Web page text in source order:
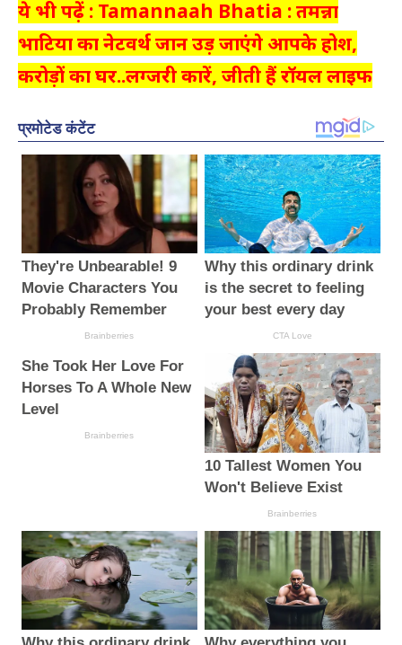
ये भी पढ़ें : Tamannaah Bhatia : तमन्ना
भाटिया का नेटवर्थ जान उड़ जाएंगे आपके होश,
करोड़ों का घर..लग्जरी कारें, जीती हैं रॉयल लाइफ